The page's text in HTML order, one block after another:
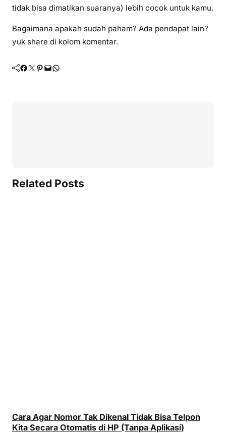
tidak bisa dimatikan suaranya) lebih cocok untuk kamu.
Bagaimana apakah sudah paham? Ada pendapat lain?
yuk share di kolom komentar.
Facebook Twitter Pinterest Mail WhatsApp
Related Posts
Cara Agar Nomor Tak Dikenal Tidak Bisa Telpon
Kita Secara Otomatis di HP (Tanpa Aplikasi)